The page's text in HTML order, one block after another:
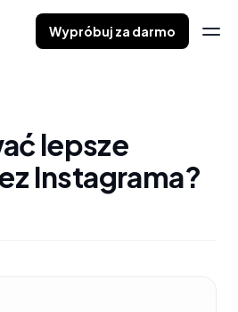
Wypróbuj za darmo
lepsze
Instagrama?